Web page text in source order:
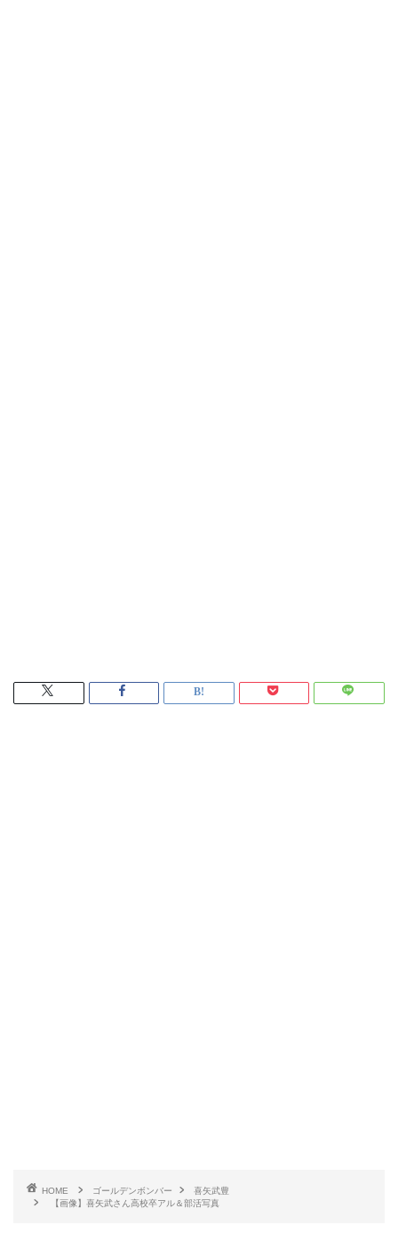
HOME ゴールデンボンバー
喜矢武豊
【画像】喜矢武さん高校卒アル＆部活写真